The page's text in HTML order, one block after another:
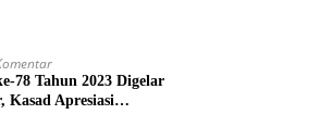
78 Tahun 2023 Digelar
Kasad Apresiasi